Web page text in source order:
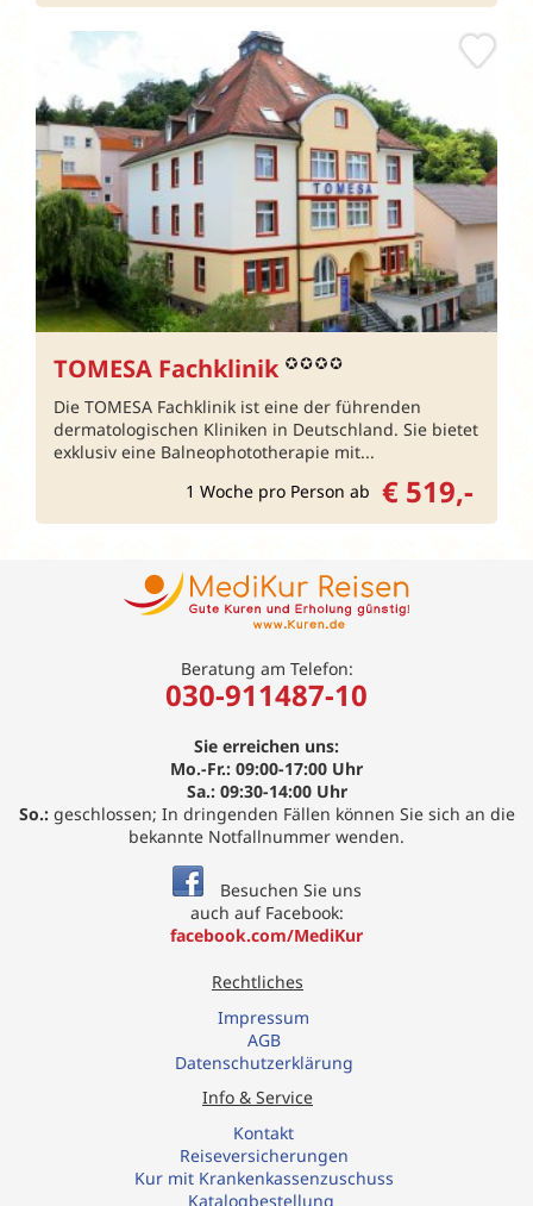
TOMESA Fachklinik
Die TOMESA Fachklinik ist eine der führenden
dermatologischen Kliniken in Deutschland. Sie bietet
exklusiv eine Balneophototherapie mit...
1 Woche pro Person ab € 519,-
Beratung am Telefon:
030-911487-10
Sie erreichen uns:
Mo.-Fr.: 09:00-17:00 Uhr
Sa.: 09:30-14:00 Uhr
So.:geschlossen; In dringenden Fällen können Sie sich an die
bekannte Notfallnummer wenden.
Besuchen Sie uns
auch auf Facebook:
facebook.com/MediKur
Rechtliches
Impressum
AGB
Datenschutzerklärung
Info & Service
Kontakt
Reiseversicherungen
Kur mit Krankenkassenzuschuss
Katalogbestellung